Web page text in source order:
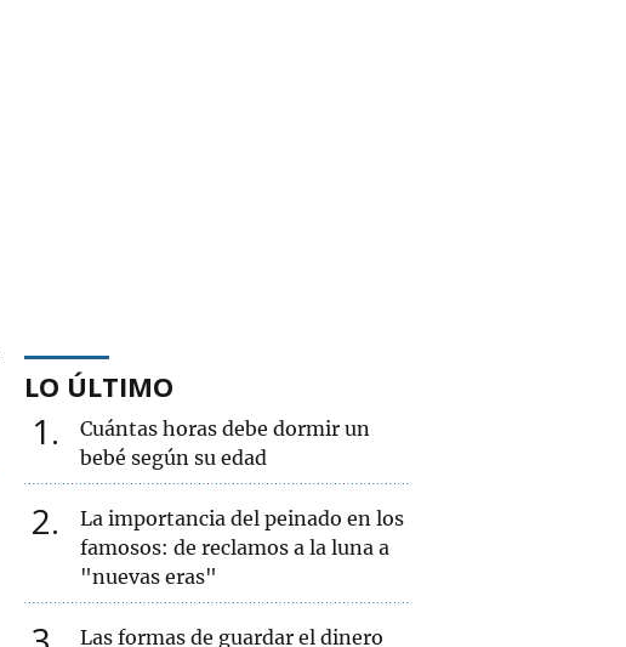
LO ÚLTIMO
1
Cuántas horas debe dormir un
bebé según su edad
2
La importancia del peinado en los
famosos: de reclamos a la luna a
"nuevas eras"
Las formas de guardar el dinero